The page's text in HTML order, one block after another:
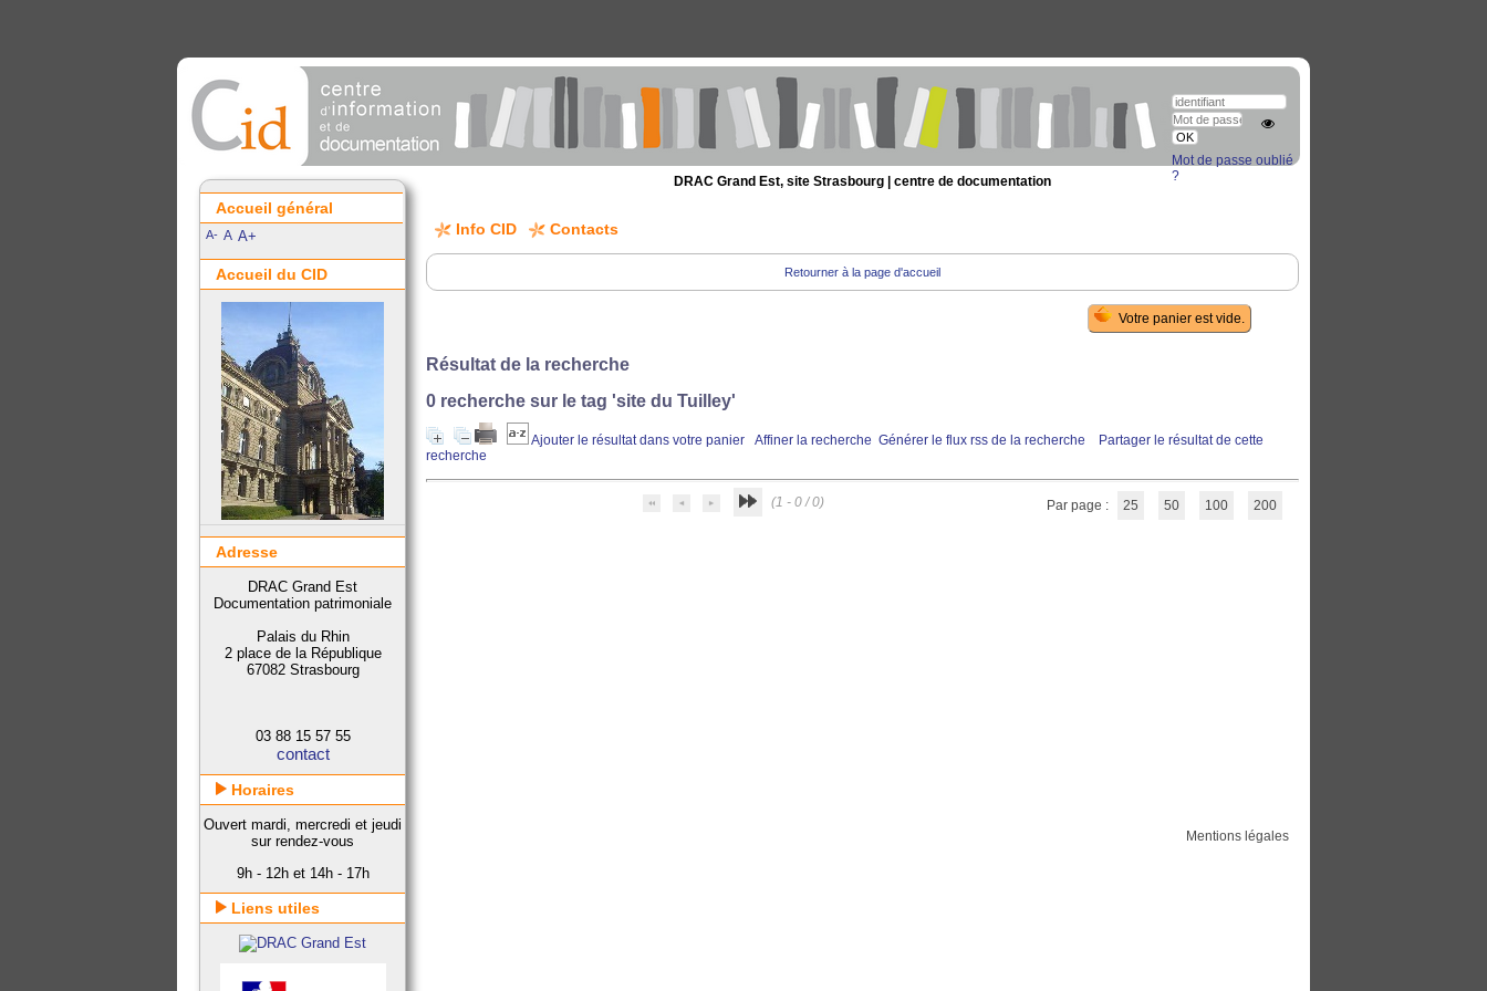
DRAC Grand Est, site Strasbourg | centre de documentation
Info CID Contacts
Retourner à la page d'accueil
Résultat de la recherche
0 recherche sur le tag 'site du Tuilley'
Ajouter le résultat dans votre panier Affiner la recherche Générer le flux rss de la recherche
Partager le résultat de cette
recherche
(1 - 0 / 0) Par page : 25 50 100 200
Mentions légales
Accueil général
A- A A+
Accueil du CID
Mot de passe oublié
?
Adresse
DRAC Grand Est
Documentation patrimoniale
Palais du Rhin
2 place de la République
67082 Strasbourg
03 88 15 57 55
contact
Horaires
Ouvert mardi, mercredi et jeudi
sur rendez-vous
9h - 12h et 14h - 17h
Liens utiles